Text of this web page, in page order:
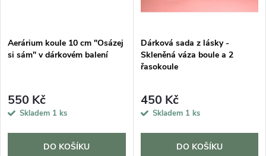
Aerárium koule 10 cm "Osázej
si sám" v dárkovém balení
550 Kč
Skladem 1 ks
DO KOŠÍKU
Dárková sada z lásky -
Skleněná váza boule a 2
řasokoule
450 Kč
Skladem 1 ks
DO KOŠÍKU